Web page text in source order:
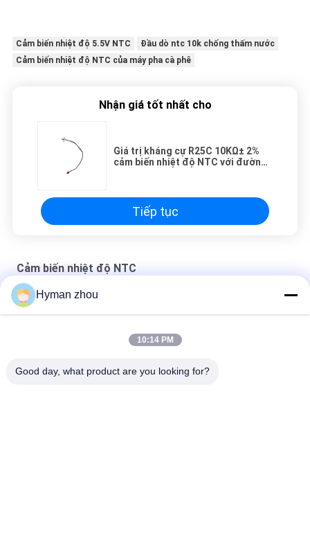
Cảm biến nhiệt độ 5.5V NTC
Đầu dò ntc 10k chống thấm nước
Cảm biến nhiệt độ NTC của máy pha cà phê
Nhận giá tốt nhất cho
Giá trị kháng cự R25C 10KΩ± 2%
cảm biến nhiệt độ NTC với đường
Tiếp tục
Cảm biến nhiệt độ NTC
Cảm biến nhiệt độ nước xe
NTC RTD USD TRONG NHIỆT KẾ THỰC PHẨM
Hyman zhou
10:14 PM
Good day, what product are you looking for?